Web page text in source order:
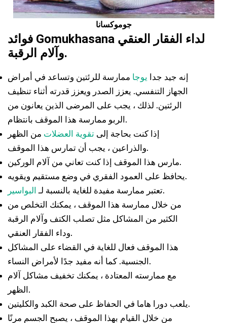
جوموكسانا
فوائد Gomukhasana لداء الفقار العنقي
وآلام الرقبة.
إنه جيد جدا يوجا ممارسة للرئتين وتساعد في أمراض
الجهاز التنفسي. يعزز الصدر ويعزز قدرته أثناء تنظيف
الرئتين. لذلك ، يجب على المرضى الذين يعانون من
الربو ممارسة هذا الموقف بانتظام.
إذا كنت بحاجة إلى تقوية العضلات من الظهر
والذراعين ، يجب أن تمارس هذا الموقف.
مارس هذا الموقف إذا كنت تعاني من آلام الوركين.
يحافظ على العمود الفقري في وضع مستقيم ويقويه.
تعتبر ممارسة مفيدة للغاية بالنسبة لـ البواسير
.
من خلال ممارسة هذا الموقف ، يمكنك التخلص من
الكثير من المشاكل مثل تصلب الكتف وآلام الرقبة
وداء الفقار العنقي.
هذا الموقف فعال للغاية في القضاء على المشاكل
الجنسية. كما أنه مفيد جدًا لأمراض النساء.
مع ممارسته المعتادة ، يمكنك تخفيف مشاكل آلام
الظهر.
يلعب دورا هاما في الحفاظ على صحة الكبد والكليتين.
من خلال القيام بهذا الموقف ، يصبح الجسم مرنًا